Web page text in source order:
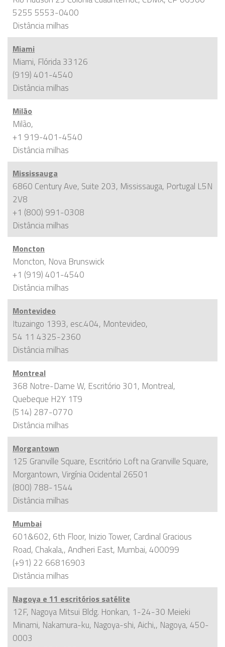
5255 5553-0400
Distânciamilhas
Miami
Miami, Flórida 33126
(919) 401-4540
Distânciamilhas
Milão
Milão,
+1 919-401-4540
Distânciamilhas
Mississauga
6860 Century Ave, Suite 203, Mississauga, Portugal L5N
2V8
+1 (800) 991-0308
Distânciamilhas
Moncton
Moncton, Nova Brunswick
+1 (919) 401-4540
Distânciamilhas
Montevideo
Ituzaingo 1393, esc.404, Montevideo,
54 11 4325-2360
Distânciamilhas
Montreal
368 Notre-Dame W, Escritório 301, Montreal,
Quebeque H2Y 1T9
(514) 287-0770
Distânciamilhas
Morgantown
125 Granville Square, Escritório Loft na Granville Square,
Morgantown, Virgínia Ocidental 26501
(800) 788-1544
Distânciamilhas
Mumbai
601&602, 6th Floor, Inizio Tower, Cardinal Gracious
Road, Chakala,, Andheri East, Mumbai, 400099
(+91) 22 66816903
Distânciamilhas
Nagoya e 11 escritórios satélite
12F, Nagoya Mitsui Bldg. Honkan, 1-24-30 Meieki
Minami, Nakamura-ku, Nagoya-shi, Aichi,, Nagoya, 450-
0003